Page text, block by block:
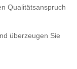
Qualitätsanspruch
überzeugen Sie